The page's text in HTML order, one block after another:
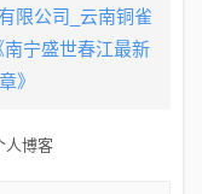
限公司_云南铜雀
南宁盛世春江最新
》
人博客